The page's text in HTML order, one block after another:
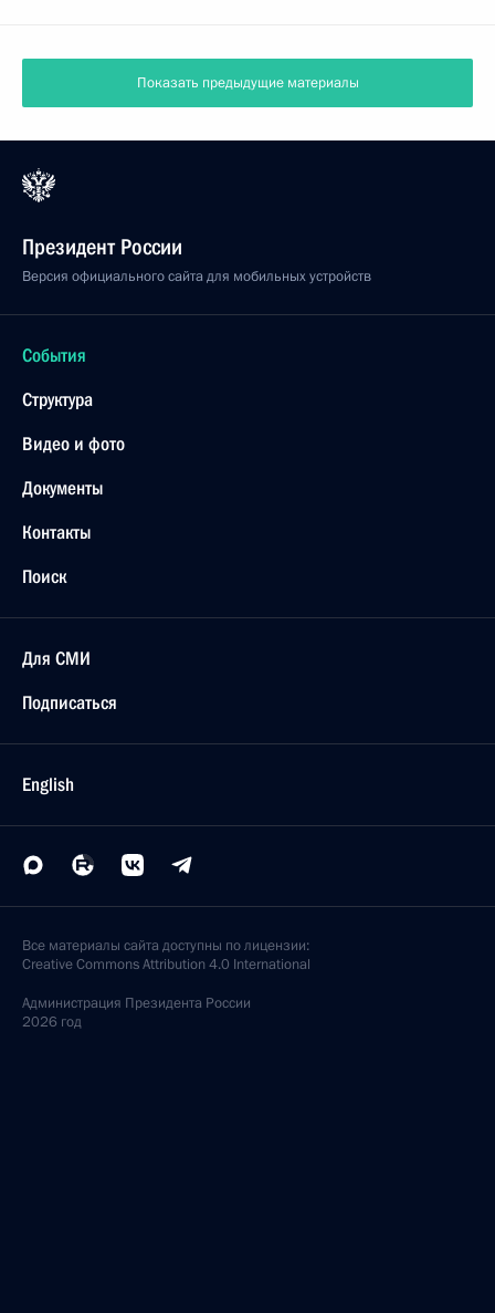
Показать предыдущие материалы
Президент России
Версия официального сайта для мобильных устройств
События
Структура
Видео и фото
Документы
Контакты
Поиск
Для СМИ
Подписаться
English
Все материалы сайта доступны по лицензии:
Creative Commons Attribution 4.0 International
Администрация Президента России
2026 год